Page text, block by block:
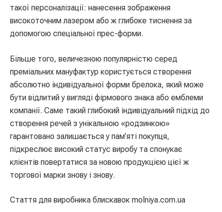
такої персоналізації: нанесення зображення
високоточним лазером або ж глибоке тиснення за
допомогою спеціальної прес-форми.
Більше того, величезною популярністю серед
преміальних мануфактур користується створення
абсолютно індивідуальної форми брелока, який може
бути відлитий у вигляді фірмового знака або емблеми
компанії. Саме такий глибокий індивідуальний підхід до
створення речей з унікальною «родзинкою»
гарантовано залишається у пам’яті покупця,
підкреслює високий статус виробу та спонукає
клієнтів повертатися за новою продукцією цієї ж
торгової марки знову і знову.
Стаття для виробника блискавок molniya.com.ua